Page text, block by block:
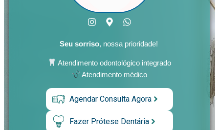
Seu sorriso, nossa prioridade!
Atendimento odontológico integrado
Atendimento médico
Agendar Consulta Agora
Fazer Prótese Dentária